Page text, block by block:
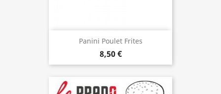
Panini Poulet Frites
8,50 €